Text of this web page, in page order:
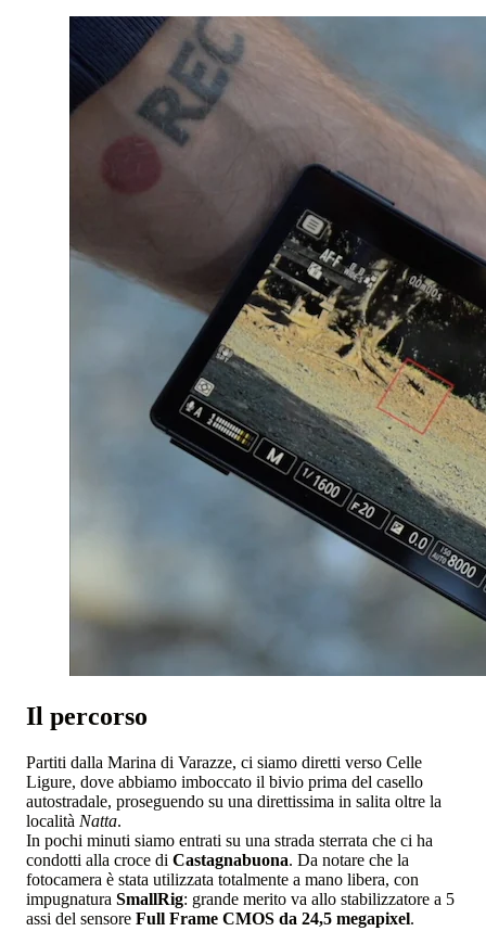
Il percorso
Partiti dalla Marina di Varazze, ci siamo diretti verso Celle
Ligure, dove abbiamo imboccato il bivio prima del casello
autostradale, proseguendo su una direttissima in salita oltre la
località Natta.
In pochi minuti siamo entrati su una strada sterrata che ci ha
condotti alla croce di Castagnabuona. Da notare che la
fotocamera è stata utilizzata totalmente a mano libera, con
impugnatura SmallRig: grande merito va allo stabilizzatore a 5
assi del sensore Full Frame CMOS da 24,5 megapixel.